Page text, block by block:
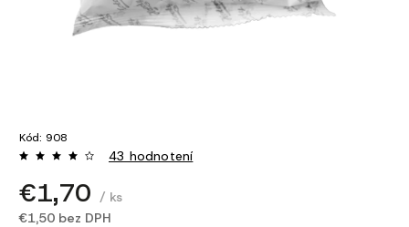
Kód: 908
43 hodnotení
€1,70
/ ks
€1,50 bez DPH